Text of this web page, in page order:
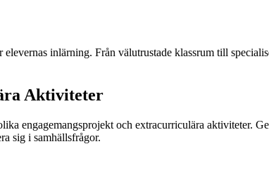
inlärning. Från välutrustade klassrum till
Aktiviteter
engagemangsprojekt och extracurriculära aktiviteter.
sig i samhällsfrågor.